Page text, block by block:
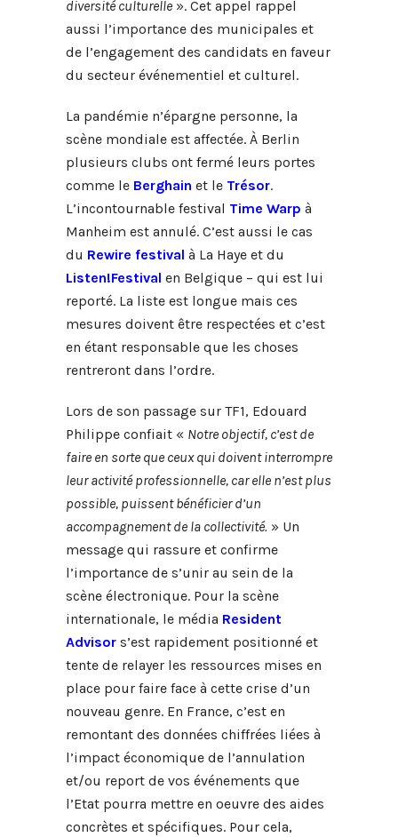
diversité culturelle ». Cet appel rappel
aussi l’importance des municipales et
de l’engagement des candidats en faveur
du secteur événementiel et culturel.
La pandémie n’épargne personne, la
scène mondiale est affectée. À Berlin
plusieurs clubs ont fermé leurs portes
comme le Berghain et le Trésor.
L’incontournable festival Time Warp à
Manheim est annulé. C’est aussi le cas
du Rewire festival à La Haye et du
Listen!Festival en Belgique – qui est lui
reporté. La liste est longue mais ces
mesures doivent être respectées et c’est
en étant responsable que les choses
rentreront dans l’ordre.
Lors de son passage sur TF1, Edouard
Philippe confiait « Notre objectif, c’est de
faire en sorte que ceux qui doivent interrompre
leur activité professionnelle, car elle n’est plus
possible, puissent bénéficier d’un
accompagnement de la collectivité. » Un
message qui rassure et confirme
l’importance de s’unir au sein de la
scène électronique. Pour la scène
internationale, le média Resident
Advisor s’est rapidement positionné et
tente de relayer les ressources mises en
place pour faire face à cette crise d’un
nouveau genre. En France, c’est en
remontant des données chiffrées liées à
l’impact économique de l’annulation
et/ou report de vos événements que
l’Etat pourra mettre en oeuvre des aides
concrètes et spécifiques. Pour cela,